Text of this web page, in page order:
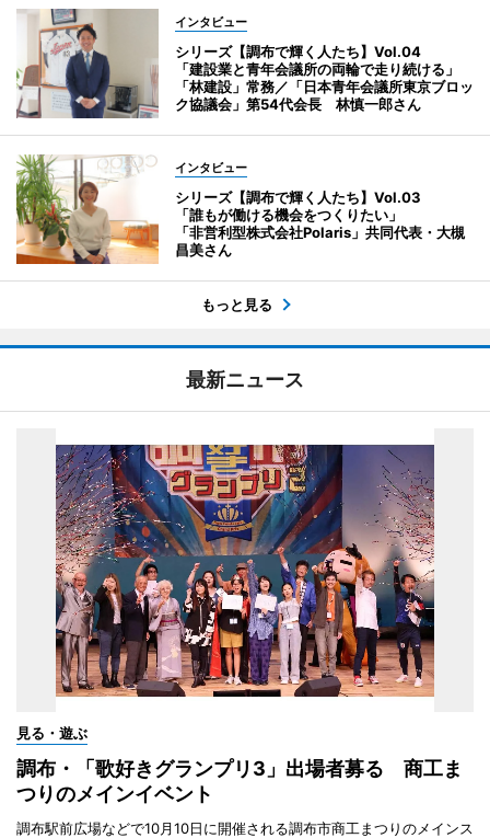
インタビュー
シリーズ【調布で輝く人たち】Vol.04
「建設業と青年会議所の両輪で走り続ける」
「林建設」常務／「日本青年会議所東京ブロッ
ク協議会」第54代会長 林慎一郎さん
インタビュー
シリーズ【調布で輝く人たち】Vol.03
「誰もが働ける機会をつくりたい」
「非営利型株式会社Polaris」共同代表・大槻
昌美さん
もっと見る
最新ニュース
見る・遊ぶ
調布・「歌好きグランプリ3」出場者募る 商工ま
つりのメインイベント
調布駅前広場などで10月10日に開催される調布市商工まつりのメインス